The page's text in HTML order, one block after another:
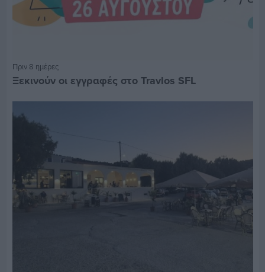
Πριν 8 ημέρες
Ξεκινούν οι εγγραφές στο Travlos SFL